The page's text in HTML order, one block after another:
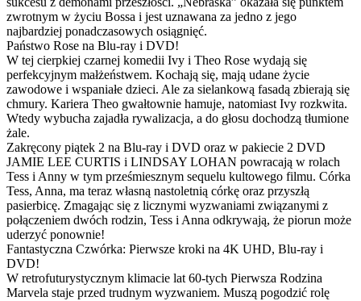
zwrotnym w życiu Bossa i jest uznawana za jedno z jego
najbardziej ponadczasowych osiągnięć.
Państwo Rose na Blu-ray i DVD!
W tej cierpkiej czarnej komedii Ivy i Theo Rose wydają się
perfekcyjnym małżeństwem. Kochają się, mają udane życie
zawodowe i wspaniałe dzieci. Ale za sielankową fasadą zbierają się
chmury. Kariera Theo gwałtownie hamuje, natomiast Ivy rozkwita.
Wtedy wybucha zajadła rywalizacja, a do głosu dochodzą tłumione
żale.
Zakręcony piątek 2 na Blu-ray i DVD oraz w pakiecie 2 DVD
JAMIE LEE CURTIS i LINDSAY LOHAN powracają w rolach
Tess i Anny w tym prześmiesznym sequelu kultowego filmu. Córka
Tess, Anna, ma teraz własną nastoletnią córkę oraz przyszłą
pasierbicę. Zmagając się z licznymi wyzwaniami związanymi z
połączeniem dwóch rodzin, Tess i Anna odkrywają, że piorun może
uderzyć ponownie!
Fantastyczna Czwórka: Pierwsze kroki na 4K UHD, Blu-ray i
DVD!
W retrofuturystycznym klimacie lat 60-tych Pierwsza Rodzina
Marvela staje przed trudnym wyzwaniem. Muszą pogodzić rolę